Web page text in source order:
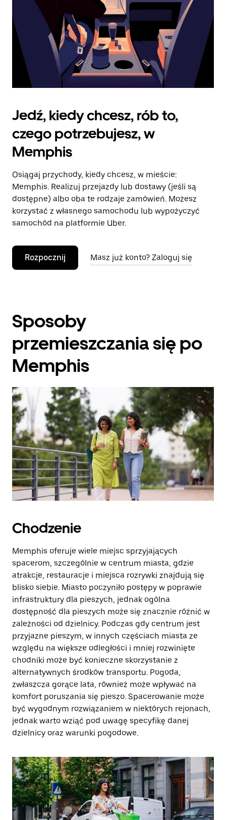
Jedź, kiedy chcesz, rób to,
czego potrzebujesz, w
Memphis
Osiągaj przychody, kiedy chcesz, w mieście:
Memphis. Realizuj przejazdy lub dostawy (jeśli są
dostępne) albo oba te rodzaje zamówień. Możesz
korzystać z własnego samochodu lub wypożyczyć
samochód na platformie Uber.
Rozpocznij Masz już konto? Zaloguj się
Sposoby
przemieszczania się po
Memphis
Chodzenie
Memphis oferuje wiele miejsc sprzyjających
spacerom, szczególnie w centrum miasta, gdzie
atrakcje, restauracje i miejsca rozrywki znajdują się
blisko siebie. Miasto poczyniło postępy w poprawie
infrastruktury dla pieszych, jednak ogólna
dostępność dla pieszych może się znacznie różnić w
zależności od dzielnicy. Podczas gdy centrum jest
przyjazne pieszym, w innych częściach miasta ze
względu na większe odległości i mniej rozwinięte
chodniki może być konieczne skorzystanie z
alternatywnych środków transportu. Pogoda,
zwłaszcza gorące lata, również może wpływać na
komfort poruszania się pieszo. Spacerowanie może
być wygodnym rozwiązaniem w niektórych rejonach,
jednak warto wziąć pod uwagę specyfikę danej
dzielnicy oraz warunki pogodowe.